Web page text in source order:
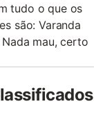
tudo o que os
são: Varanda
mau, certo